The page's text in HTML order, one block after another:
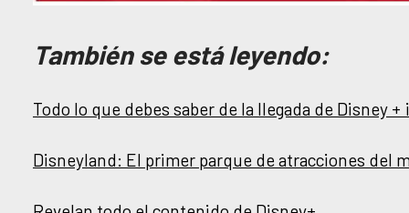
También se está leyendo:
Todo lo que debes saber de la llegada de Disney
Disneyland: El primer parque de atracciones del